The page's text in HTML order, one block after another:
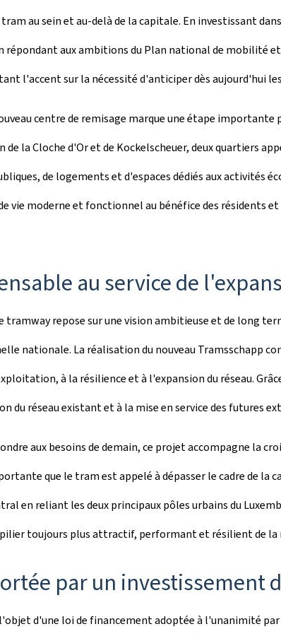
au sein et au-delà de la capitale. En investissant
aux ambitions du Plan national de mobilité
l'accent sur la nécessité d'anticiper dès aujourd'hui
centre de remisage marque une étape
la Cloche d'Or et de Kockelscheuer, deux quartiers
de logements et d'espaces dédiés aux activités
vie moderne et fonctionnel au bénéfice des résidents
au service de
tramway repose sur une vision ambitieuse et de long
nationale. La réalisation du nouveau Tramsschapp
à la résilience et à l'expansion du réseau.
du réseau existant et à la mise en service des futures
aux besoins de demain, ce projet accompagne la
que le tram est appelé à dépasser le cadre de
en reliant les deux principaux pôles urbains du
toujours plus attractif, performant et résilient de
par un investissement
d'une loi de financement adoptée à l'unanimité